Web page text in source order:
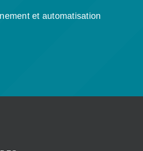
et automatisation